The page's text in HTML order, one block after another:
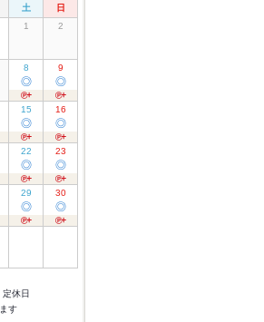
土
日
1
2
8
◎
9
◎
15
◎
16
◎
22
◎
23
◎
29
◎
30
◎
定休日
す